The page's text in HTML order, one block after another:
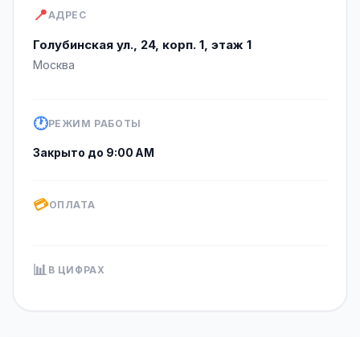
📍АДРЕС
Голубинская ул., 24, корп. 1, этаж 1
Москва
🕐РЕЖИМ РАБОТЫ
Закрыто до 9:00 AM
💳ОПЛАТА
📊 В ЦИФРАХ